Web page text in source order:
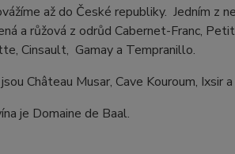
až do České republiky. Jedním z
a růžová z odrůd Cabernet-Franc,
Cinsault, Gamay a Tempranillo.
Château Musar, Cave Kouroum, Ixsir
je Domaine de Baal.